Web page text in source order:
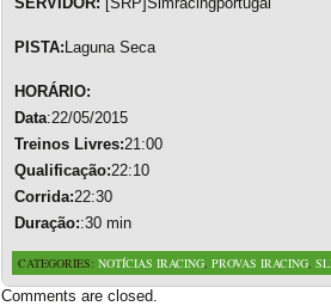
PISTA: Laguna Seca
HORÁRIO:
Data:22/05/2015
Treinos Livres:21:00
Qualificação:22:10
Corrida:22:30
Duração::30 min
CATEGORIES: NOTÍCIAS IRACING, PROVAS IRACING,
Comments are closed.